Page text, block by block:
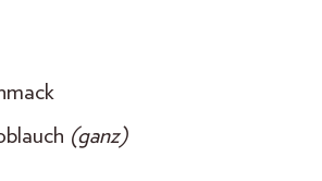
(ganz)